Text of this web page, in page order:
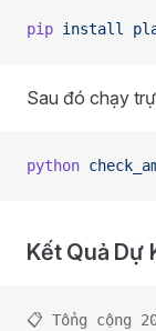
pip install
Sau đó chạy
python
Kết Quả Dự
📋 Tổng cộng